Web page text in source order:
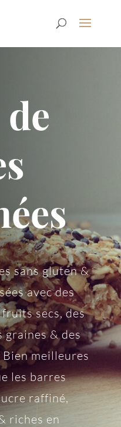
sans gluten &
avec des
fruits secs, des
graines & des
meilleures
les barres
raffiné,
riches en